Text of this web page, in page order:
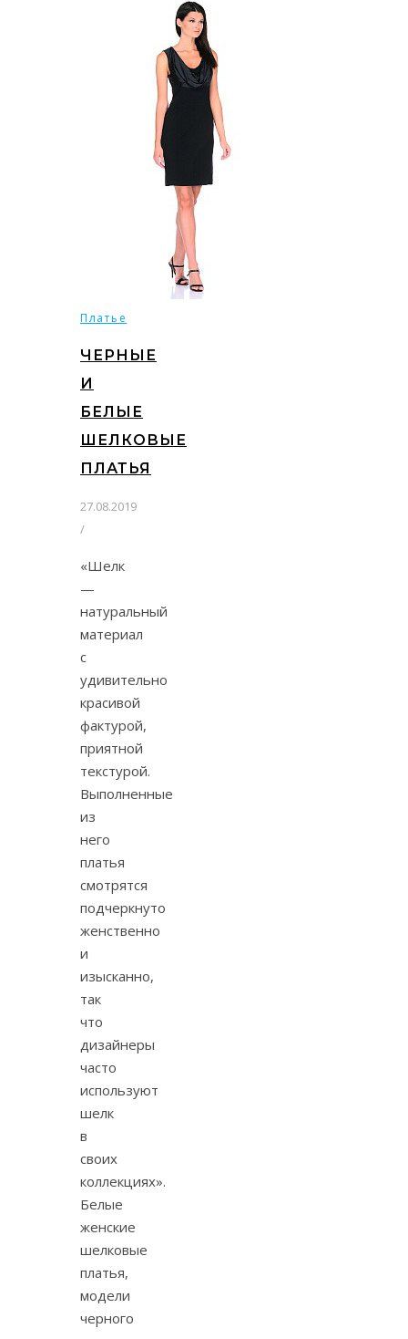
Платье
ЧЕРНЫЕ
И
БЕЛЫЕ
ШЕЛКОВЫЕ
ПЛАТЬЯ
27.08.2019
/
«Шелк
—
натуральный
материал
с
удивительно
красивой
фактурой,
приятной
текстурой.
Выполненные
из
него
платья
смотрятся
подчеркнуто
женственно
и
изысканно,
так
что
дизайнеры
часто
используют
шелк
в
своих
коллекциях».
Белые
женские
шелковые
платья,
модели
черного